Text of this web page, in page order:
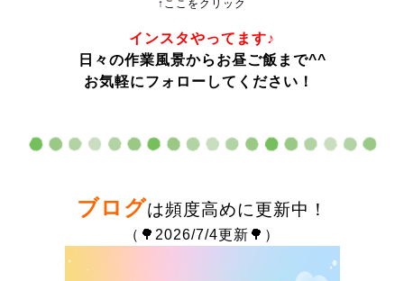
↑ここをクリック
インスタやってます♪
日々の作業風景からお昼ご飯まで^^
お気軽にフォローしてください！
ブログは頻度高めに更新中！
（🌳2026/7/4更新🌳）